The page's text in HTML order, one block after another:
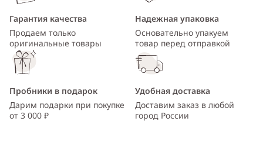
Гарантия качества
Продаем только
оригинальные товары
Надежная упаковка
Основательно упакуем
товар перед отправкой
Пробники в подарок
Дарим подарки при покупке
от 3 000 ₽
Удобная доставка
Доставим заказ в любой
город России